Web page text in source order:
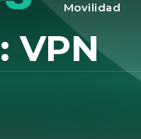
Movilidad
VPN